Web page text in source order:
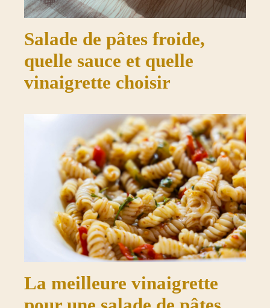
Salade de pâtes froide,
quelle sauce et quelle
vinaigrette choisir
La meilleure vinaigrette